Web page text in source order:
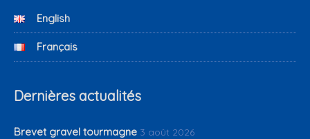
English
Français
Dernières actualités
Brevet gravel tourmagne 3 août 2026